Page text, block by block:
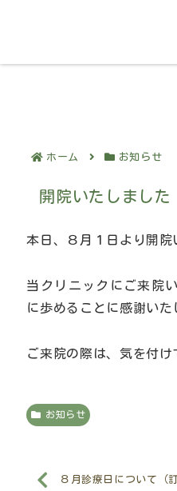
ホーム お知らせ
開院いたしました
本日、８月１日より開院
当クリニックにご来院
に歩めることに感謝いた
ご来院の際は、気を付け
お知らせ
８月診療日について（訂